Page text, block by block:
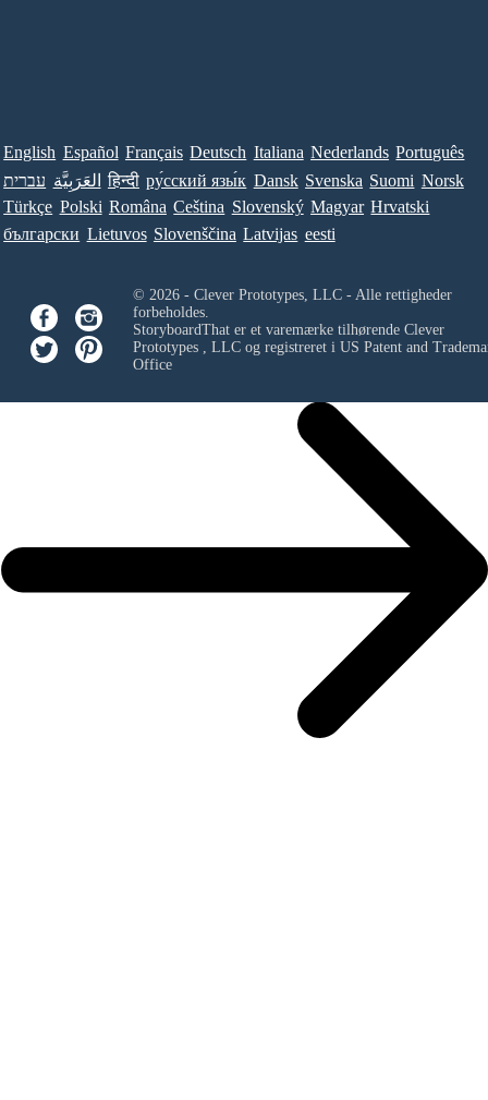
English Español Français Deutsch Italiana Nederlands Português
עברית العَرَبِيَّة हिन्दी ру́сский язы́к Dansk Svenska Suomi Norsk
Türkçe Polski Româna Ceština Slovenský Magyar Hrvatski
български Lietuvos Slovenščina Latvijas eesti
© 2026 - Clever Prototypes, LLC - Alle rettigheder
forbeholdes.
StoryboardThat er et varemærke tilhørende Clever
Prototypes , LLCog registreret i US Patent and
Office